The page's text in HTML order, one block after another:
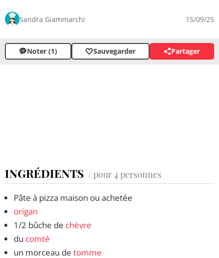
Sandra Giammarchi 15/09/25
Noter (1) Sauvegarder Partager
INGRÉDIENTS / pour 4 personnes
Pâte à pizza maison ou achetée
origan
1/2 bûche de chèvre
du comté
un morceau de tomme